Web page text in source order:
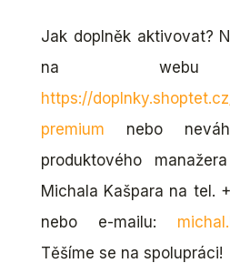
Jak doplněk aktivovat?
na webu
https://
premium nebo
produktového
Michala Kašpara na tel.
nebo e-mailu:
Těšíme se na spolupráci!